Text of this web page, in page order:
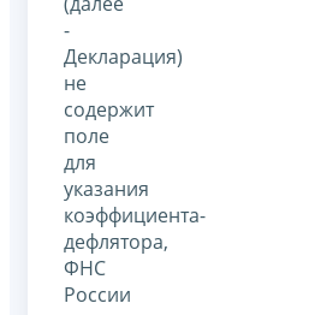
-
Декларация)
не
содержит
поле
для
указания
коэффициента-
дефлятора,
ФНС
России